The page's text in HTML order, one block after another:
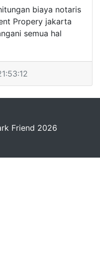
biaya notaris
Propery jakarta
semua hal
Friend 2026